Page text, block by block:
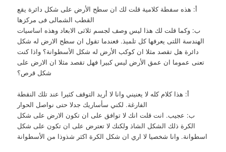
أ: هذه سفطة كلامية قلت لك ان سطح الأرض على شكل دائرة يقع
القطب الشمالى فى مركزها
ب: وكما قلت لك هذا ليس وصف لجسم ثلاثى الابعاد وهذه اساسيات
الهندسة اللتى يعرفها كل تلميذ. فعندما تقول ان سطح الارض له شكل
دائرة هل تقصد مثلا ان كوكب الأرض له شكل الأسطوانة؟ واذا كنت
تعنى عموما ان عمق الأرض ليس كبيرا فهل تقصد مثلا ان الارض على
شكل قرص؟
أ: هذا كلام كله لا يعنيني وانا لا أريد التوقف كثيرا عند تلك النقطة
الفارغة. لكني سأساريك جدلا حتى نواصل الحوار
ب: عجيب. انت قلت انك لا توافق على ان تكون الارض على شكل
الكرة ذلك الشكل الشاذ ولكنك لا تعترض على ان تكون على شكل
اسطوانة. وانا شخصيا لا اري ان شكل الكرة اكثر شذوذا من الأسطوانة